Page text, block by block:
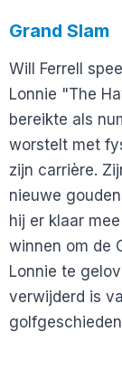
Grand Slam
Will Ferrell
Lonnie "The
bereikte als
worstelt met
zijn carrière.
nieuwe
hij er klaar
winnen om de
Lonnie te
verwijderd is